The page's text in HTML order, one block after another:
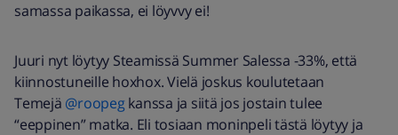
samassa paikassa, ei löyvvy ei!
Juuri nyt löytyy Steamissä Summer Salessa -33%, että
kiinnostuneille hoxhox. Vielä joskus koulutetaan
Temejä @roopegkanssa ja siitä jos jostain tulee
“eeppinen” matka. Eli tosiaan moninpeli tästä löytyy ja